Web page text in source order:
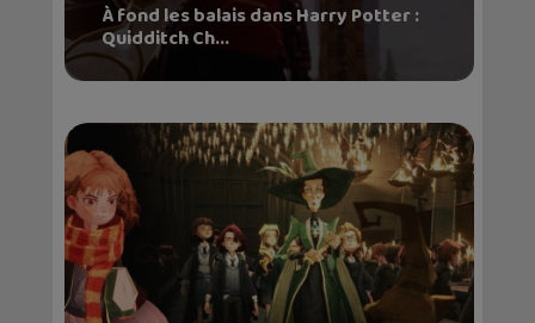
À fond les balais dans Harry Potter :
Quidditch Ch...